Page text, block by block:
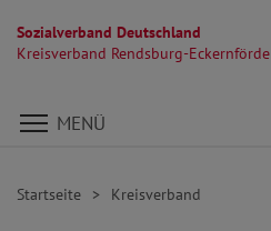
Sozialverband Deutschland
Kreisverband Rendsburg-Eckernförde
Direkt zu den Inhalten springen
MENÜ
Startseite Kreisverband